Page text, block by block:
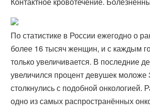
По статистике в России ежегодно о
более 16 тысяч женщин, и с каждым
только увеличивается. В последние
увеличился процент девушек моложе
столкнулись с подобной онкологией.
одно из самых распространённых